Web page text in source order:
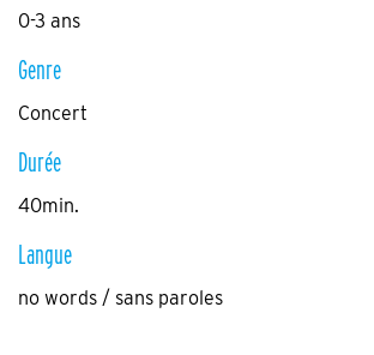
0-3 ans
Genre
Concert
Durée
40min.
Langue
no words / sans paroles